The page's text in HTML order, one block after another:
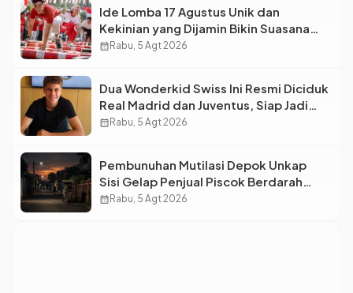
Ide Lomba 17 Agustus Unik dan
Kekinian yang Dijamin Bikin Suasana
Makin Pecah
calendar_monthRabu, 5 Agt 2026
Dua Wonderkid Swiss Ini Resmi Diciduk
Real Madrid dan Juventus, Siap Jadi
Bintang Baru Eropa
calendar_monthRabu, 5 Agt 2026
Pembunuhan Mutilasi Depok Unkap
Sisi Gelap Penjual Piscok Berdarah
Dingin
calendar_monthRabu, 5 Agt 2026